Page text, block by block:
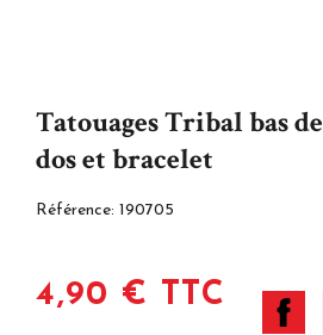
Tatouages Tribal bas de
dos et bracelet
Référence: 190705
4,90 € TTC